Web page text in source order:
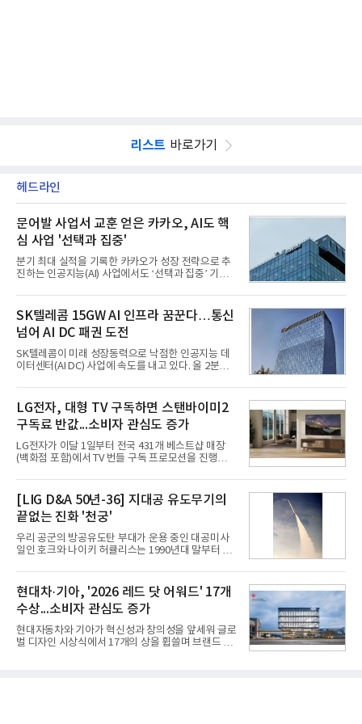
리스트 바로가기
헤드라인
문어발 사업서 교훈 얻은 카카오, AI도 핵
심 사업 '선택과 집중'
분기 최대 실적을 기록한 카카오가 성장 전략으로 추
진하는 인공지능(AI) 사업에서도 ‘선택과 집중’ 기조
라 투자에 나서는 것과 달리, 카카오는 ‘카카오톡’이
라는 플랫폼 경쟁력을 활용한 AI 에이전트 서비스에
집중하는 전략이다. 과거 무리한 사업 확장 과정에서
겪었던 시행착오를 되풀이하지 않고 핵심 역량에 집
중하겠다는 취지로 풀이된다.7일 업계에 따르면 카카
오는 올해 2분기 연결 기준 매출 2조985억원, 영업이
익 2770억원을 기록했다. 전년 동기 대비 매출과 영업
은 4884억
SK텔레콤 15GW AI 인프라 꿈꾼다…통신
넘어 AI DC 패권 도전
SK텔레콤이 미래 성장동력으로 낙점한 인공지능 데
이터센터(AI DC) 사업에 속도를 내고 있다. 올 2분기
는 2035년까지 총 15GW(기가와트) 규모의 AI DC를
구축하겠다는 대형 청사진을 제시하면서다. 이에 따
라 경쟁 구도 역시 이동통신사인 KT, LG유플러스를
넘어 네이버, 삼성SDS 등 IT 인프라 기업으로 확장되
고 있다.7일 SK텔레콤에 따르면 회사는 올해 2분기
연결 기준 매출 4조 3591억원, 영업이익 5660억원을
기록했다. 매출은 전년 동기 대비 0.5%, 영업이익은
따른 기저효과가 실
LG전자, 대형 TV 구독하면 스탠바이미2
구독료 반값...소비자 관심도 증가
LG전자가 이달 1일부터 전국 431개 베스트샵 매장
(백화점 포함)에서 TV 번들 구독 프로모션을 진행하고
인해주는 프로모션이다.대상 제품은 65·77·83형 올
레드, 75·86·100형 마이크로 RGB, 75·86형 미니
RGB 등 거실용 TV로 인기가 높은 베스트셀러 TV 20
개 모델이며, 동시 구독 계약 시 스탠바이미2(모델명
27LX6TPGA) 구독료를 50% 할인 받을 수 있다. 프로
모션 대상 모델과 혜택, 구독료 등 프로모션 세부 사항
은 베스트샵 판매 매니저에게 문의하면 자세히 안내
등으로 이전
[LIG D&A 50년-36] 지대공 유도무기의
끝없는 진화 '천궁'
우리 공군의 방공유도탄 부대가 운용 중인 대공미사
일인 호크와 나이키 허큘리스는 1990년대 말부터 성
기존 미사일체계를 대체할 중고도 및 중거리 대공미
사일을 개발하기로 결정했다.처음 KM-SAM 사업으로
불린 이 사업의 명칭은 호크(Iron Hawk, 철매)를 대체
한다는 의미에서 ‘철매Ⅱ’ 로 정해졌다. 철매Ⅱ 개발
사업은 미사일체계 완성 후인 2011년 ‘천궁(天弓)’으
로 다시 장비명이 바뀌었다. 17개 업체와 관련 기관이
참여한 가운데 LIG 넥스원은 탐색 개발에서 체계개발
현대차·기아, '2026 레드 닷 어워드' 17개
수상...소비자 관심도 증가
현대자동차와 기아가 혁신성과 창의성을 앞세워 글로
벌 디자인 시상식에서 17개의 상을 휩쓸며 브랜드 경